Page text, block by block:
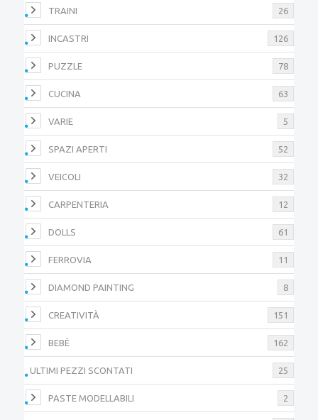
TRAINI 26
INCASTRI 126
PUZZLE 78
CUCINA 63
VARIE 5
SPAZI APERTI 52
VEICOLI 32
CARPENTERIA 12
DOLLS 61
FERROVIA 11
DIAMOND PAINTING 8
CREATIVITÀ 151
BEBÈ 162
ULTIMI PEZZI SCONTATI 25
PASTE MODELLABILI 2